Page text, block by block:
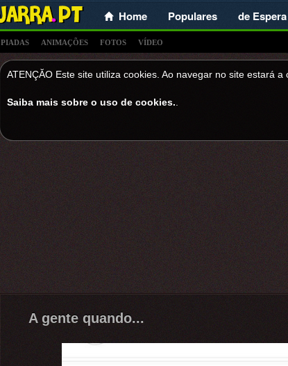
Home Populares de Espera
PIADAS ANIMAÇÕES FOTOS VÍDEO
ATENÇĂO Este site utiliza cookies. Ao navegar no site estará a
Saiba mais sobre o uso de cookies.
A gente quando...